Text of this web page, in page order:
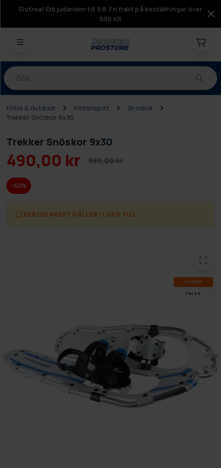
Slutrea! Erbjudanden till 9.8. Fri frakt på beställningar över
500 KR
Produkter
Fritid & outdoor Vintersport
Snöskor
Trekker Snöskor 9x30
Trekker Snöskor 9x30
490,00 kr 999,00 kr
-50%
ERBJUDANDET GÄLLER I 1 DAG TILL
SLUT­REA
TILL 9.8.